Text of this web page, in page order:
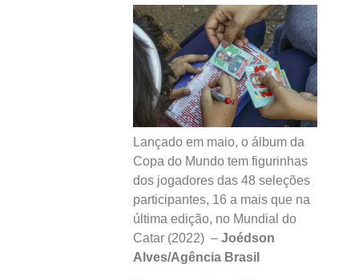
Lançado em maio, o álbum da
Copa do Mundo tem figurinhas
dos jogadores das 48 seleções
participantes, 16 a mais que na
última edição, no Mundial do
Catar (2022) –Joédson
Alves/Agência Brasil